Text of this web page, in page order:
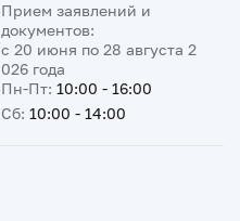
Прием заявлений и
документов:
с 20 июня по 28 августа 2
026 года
Пн-Пт: 10:00 - 16:00
Сб: 10:00 - 14:00